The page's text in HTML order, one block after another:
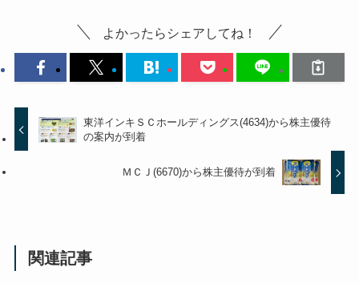
よかったらシェアしてね！
東洋インキＳＣホールディングス(4634)から株主優待
の案内が到着
ＭＣＪ(6670)から株主優待が到着
関連記事